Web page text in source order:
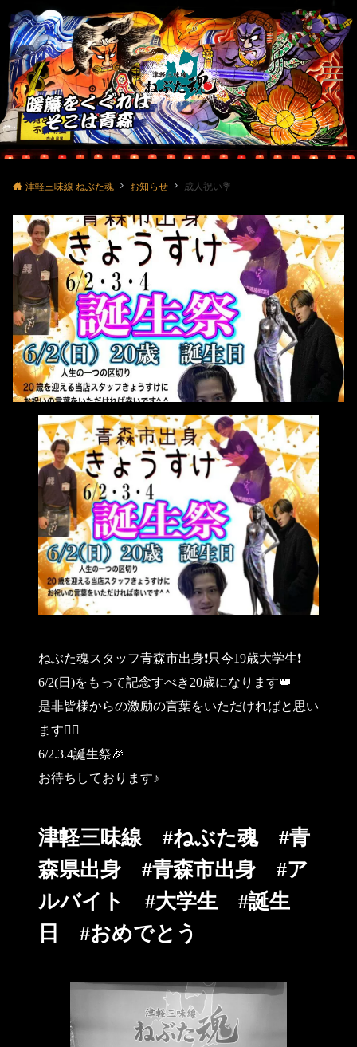
Menu
津軽三味線 ねぶた魂 お知らせ 成人祝い💐
ねぶた魂スタッフ青森市出身❗️只今19歳大学生❗️
6/2(日)をもって記念すべき20歳になります👑
是非皆様からの激励の言葉をいただければと思い
ます🙇‍♀️
6/2.3.4誕生祭🎉
お待ちしております♪
津軽三味線 #ねぶた魂 #青
森県出身 #青森市出身 #ア
ルバイト #大学生 #誕生
日 #おめでとう